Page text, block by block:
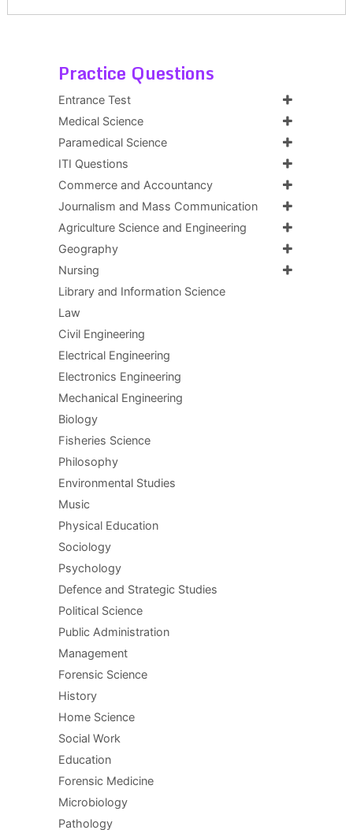
Practice Questions
Entrance Test
Medical Science
Paramedical Science
ITI Questions
Commerce and Accountancy
Journalism and Mass Communication
Agriculture Science and Engineering
Geography
Nursing
Library and Information Science
Law
Civil Engineering
Electrical Engineering
Electronics Engineering
Mechanical Engineering
Biology
Fisheries Science
Philosophy
Environmental Studies
Music
Physical Education
Sociology
Psychology
Defence and Strategic Studies
Political Science
Public Administration
Management
Forensic Science
History
Home Science
Social Work
Education
Forensic Medicine
Microbiology
Pathology